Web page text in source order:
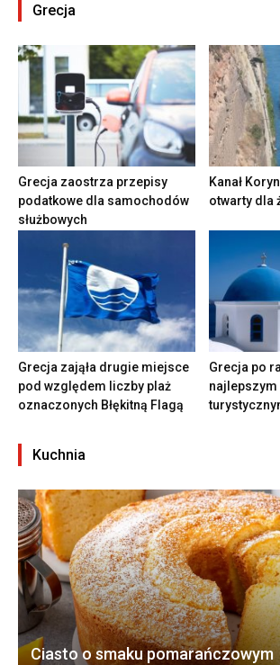
Grecja
Grecja zaostrza przepisy
podatkowe dla samochodów
służbowych
Kanał
otwarty dla
Grecja zająła drugie miejsce
pod względem liczby plaż
oznaczonych Błękitną Flagą
Grecja po
Kuchnia
Ciasto o smaku pomarańczowym